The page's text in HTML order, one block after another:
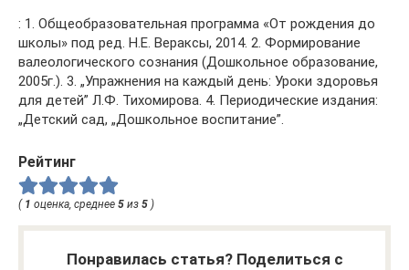
: 1. Общеобразовательная программа «От рождения до
школы» под ред. Н.Е. Вераксы, 2014. 2. Формирование
валеологического сознания (Дошкольное образование,
2005г.). 3. „Упражнения на каждый день: Уроки здоровья
для детей” Л.Ф. Тихомирова. 4. Периодические издания:
„Детский сад, „Дошкольное воспитание”.
Рейтинг
( 1 оценка, среднее 5 из 5 )
Понравилась статья? Поделиться с